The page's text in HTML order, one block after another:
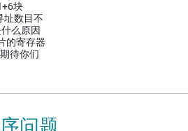
+6块
址数目不
么原因
的寄存器
待你们